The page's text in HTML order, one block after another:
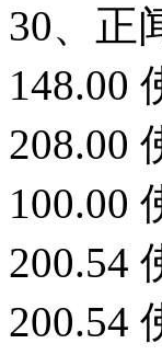
30、正
148.00
208.00
100.00
200.54
200.54